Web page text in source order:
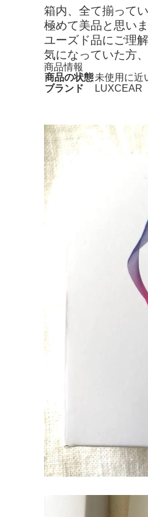
箱内、全て揃ってい
極めて美品と思い
ユーズド品にご理
気になっていた方
商品情報
商品の状態未使用に近
ブランド
LUXCEAR